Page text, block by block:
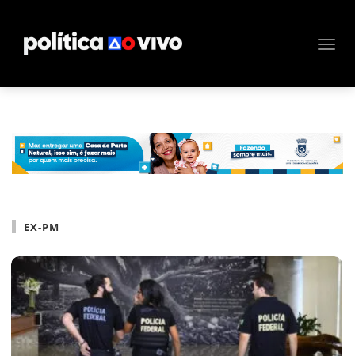
EX-PM